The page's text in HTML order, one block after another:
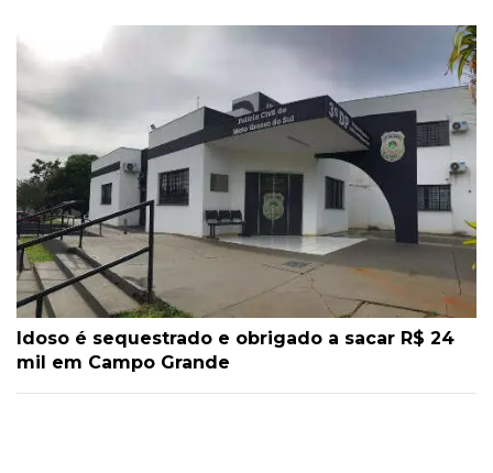
Idoso é sequestrado e obrigado a sacar R$ 24
mil em Campo Grande